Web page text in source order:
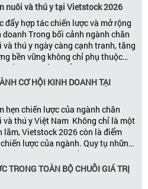
nuôi và thú y tại Vietstock 2026
đẩy hợp tác chiến lược và mở rộng
doanh Trong bối cảnh ngành chăn
và thú y ngày càng cạnh tranh, tăng
bền vững không chỉ phụ thuộc
chất lượng sản phẩm hay năng lực
mà còn được thúc đẩy bởi khả
xây dựng các mối quan […]
CƠ HỘI KINH DOANH TẠI
hẹn chiến lược của ngành chăn
và thú y Việt Nam Không chỉ là một
lãm, Vietstock 2026 còn là điểm
lược của ngành. Quy tụ những
vị kinh doanh hàng đầu, những lãnh
nhà cung cấp trong chuỗi giá
Vietstock mang đến nền tảng
TRONG TOÀN BỘ CHUỖI GIÁ TRỊ